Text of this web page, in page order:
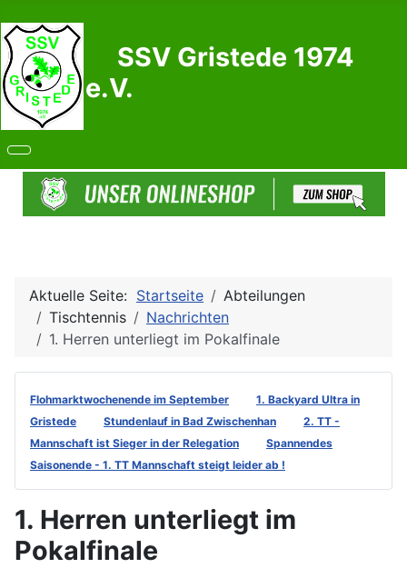
SSV Gristede 1974
e.V.
Aktuelle Seite: Startseite
Abteilungen
Tischtennis
Nachrichten
1. Herren unterliegt im Pokalfinale
Flohmarktwochenende im September
1. Backyard Ultra in
Gristede
Stundenlauf in Bad Zwischenhan
2. TT -
Mannschaft ist Sieger in der Relegation
Spannendes
Saisonende - 1. TT Mannschaft steigt leider ab !
1. Herren unterliegt im
Pokalfinale